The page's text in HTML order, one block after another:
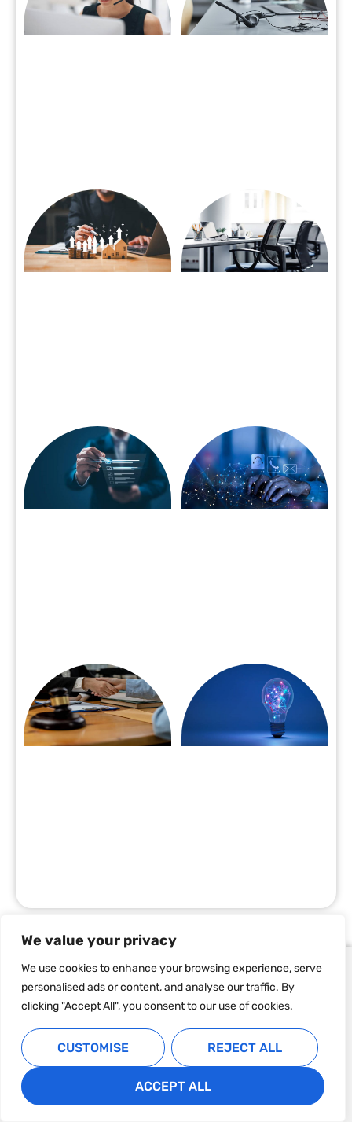
We value your privacy
We use cookies to enhance your browsing experience, serve
personalised ads or content, and analyse our traffic. By
clicking "Accept All", you consent to our use of cookies.
CUSTOMISE REJECT ALL
ACCEPT ALL
A propos
Mentions légales et politique de confidentialité